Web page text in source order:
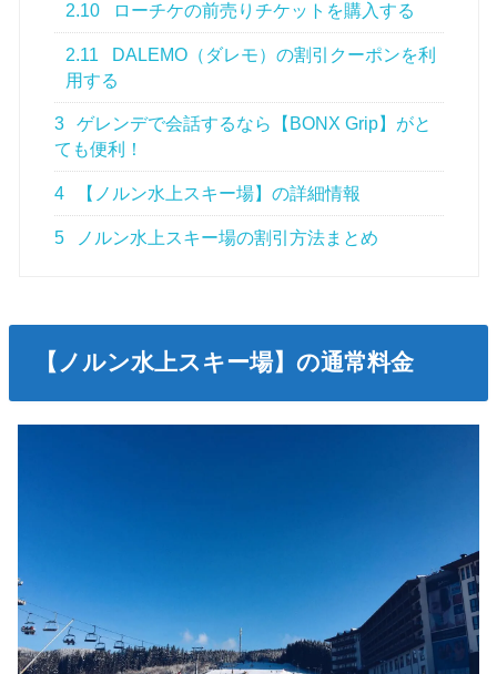
2.10 ローチケの前売りチケットを購入する
2.11
DALEMO（ダレモ）の割引クーポンを利
用する
3
ゲレンデで会話するなら【BONX Grip】がと
ても便利！
4 【ノルン水上スキー場】の詳細情報
5 ノルン水上スキー場の割引方法まとめ
【ノルン水上スキー場】の通常料金